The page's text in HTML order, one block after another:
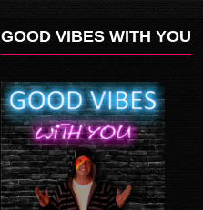
GOOD VIBES WITH YOU